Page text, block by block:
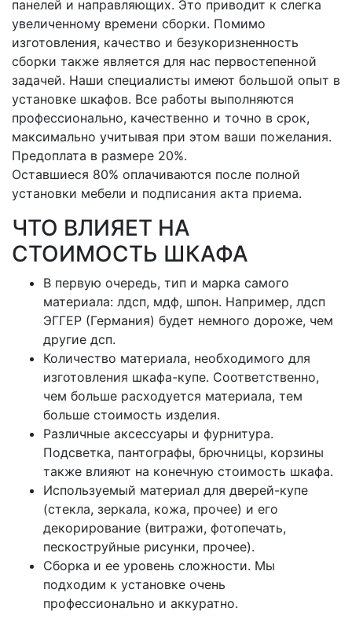
панелей и направляющих. Это приводит к слегка
увеличенному времени сборки. Помимо
изготовления, качество и безукоризненность
сборки также является для нас первостепенной
задачей. Наши специалисты имеют большой опыт в
установке шкафов. Все работы выполняются
профессионально, качественно и точно в срок,
максимально учитывая при этом ваши пожелания.
Предоплата в размере 20%.
Оставшиеся 80% оплачиваются после полной
установки мебели и подписания акта приема.
ЧТО ВЛИЯЕТ НА
СТОИМОСТЬ ШКАФА
В первую очередь, тип и марка самого
материала: лдсп, мдф, шпон. Например, лдсп
ЭГГЕР (Германия) будет немного дороже, чем
другие дсп.
Количество материала, необходимого для
изготовления шкафа-купе. Соответственно,
чем больше расходуется материала, тем
больше стоимость изделия.
Различные аксессуары и фурнитура.
Подсветка, пантографы, брючницы, корзины
также влияют на конечную стоимость шкафа.
Используемый материал для дверей-купе
(стекла, зеркала, кожа, прочее) и его
декорирование (витражи, фотопечать,
пескоструйные рисунки, прочее).
Сборка и ее уровень сложности. Мы
подходим к установке очень
профессионально и аккуратно.